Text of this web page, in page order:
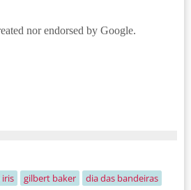
gilbert baker dia das bandeiras